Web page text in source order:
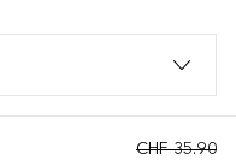
CHF 35.90